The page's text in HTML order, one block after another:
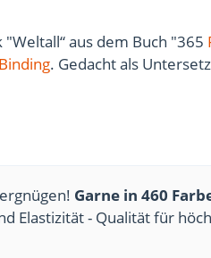
"Weltall“ aus dem Buch "365
Binding. Gedacht als
Garne in 460
Elastizität - Qualität für